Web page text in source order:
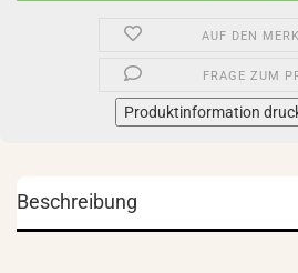
AUF DEN
FRAGE ZUM
Produktinformation
Beschreibung